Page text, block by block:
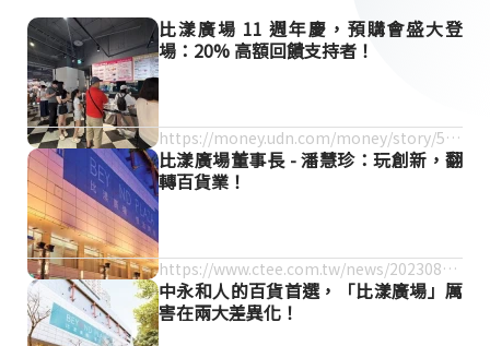
比漾廣場 11 週年慶，預購會盛大登
場：20% 高額回饋支持者！
https://money.udn.com/money/story/563
5/9070035
比漾廣場董事長 - 潘慧珍：玩創新，翻
轉百貨業！
https://www.ctee.com.tw/news/20230828
700073-439901
中永和人的百貨首選，「比漾廣場」厲
害在兩大差異化！